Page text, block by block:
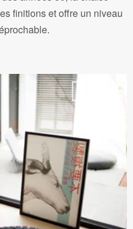
finitions et offre un niveau